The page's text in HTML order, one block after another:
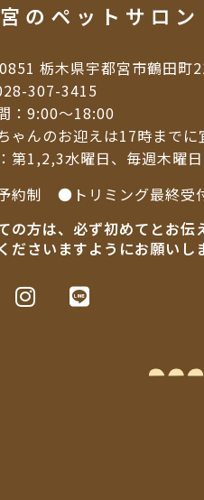
のペットサロ
栃木県宇都宮市鶴田町
307-3415
：9:00～18:00
ゃんのお迎えは17時までに
第1,2,3水曜日、毎週木曜日
約制 ●トリミング最終受
の方は、必ず初めてとお伝
ださいますようにお願いし